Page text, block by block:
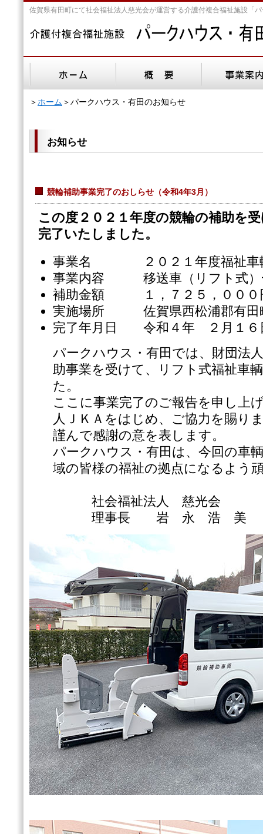
佐賀県有田町にて社会福祉法人慈光会が運営する介護付複合福祉施設「
＞ ホーム ＞パークハウス・有田のお知らせ
お知らせ
競輪補助事業完了のおしらせ （令和4年3月）
この度２０２１年度の競輪の補助を
完了いたしました。
事業名 ２０２１年度福祉車輌
事業内容 移送車（リフト式）
補助金額 １，７２５，０００
実施場所 佐賀県西松浦郡有田
完了年月日 令和４年 ２月１６
パークハウス・有田では、財団法
助事業を受けて、リフト式福祉車
た。
ここに事業完了のご報告を申し上
人ＪＫＡをはじめ、ご協力を賜り
謹んで感謝の意を表します。
パークハウス・有田は、今回の車
域の皆様の福祉の拠点になるよう
社会福祉法人 慈光会
理事長 岩 永 浩 美